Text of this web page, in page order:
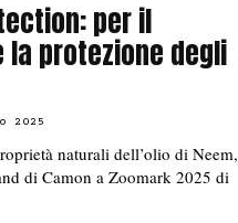
per il
protezione degli
2025
naturali dell’olio di Neem,
di Camon a Zoomark 2025 di